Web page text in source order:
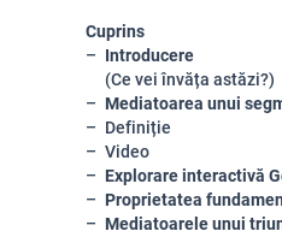
Cuprins
Introducere
(Ce vei învăța astăzi?)
Mediatoarea unui
Definiție
Video
Explorare interactivă
Proprietatea
Mediatoarele unui